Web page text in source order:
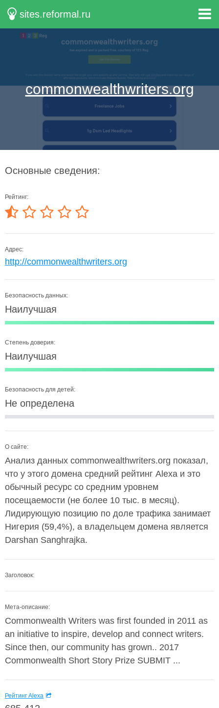
sites.reformal.ru
commonwealthwriters.org
Основные сведения:
Рейтинг:
Адрес:
http://commonwealthwriters.org
Безопасность данных:
Наилучшая
Степень доверия:
Наилучшая
Безопасность для детей:
Не определена
О сайте:
Анализ данных commonwealthwriters.org показал,
что у этого домена средний рейтинг Alexa и это
обычный ресурс со средним уровнем
посещаемости (не более 10 тыс. в месяц).
Лидирующую позицию по доле трафика занимает
Нигерия (59,4%), а владельцем домена является
Darshan Sanghrajka.
Заголовок:
Мета-описание:
Commonwealth Writers was first founded in 2011 as
an initiative to inspire, develop and connect writers.
Since then, our community has grown.. 2017
Commonwealth Short Story Prize SUBMIT ...
Рейтинг Alexa